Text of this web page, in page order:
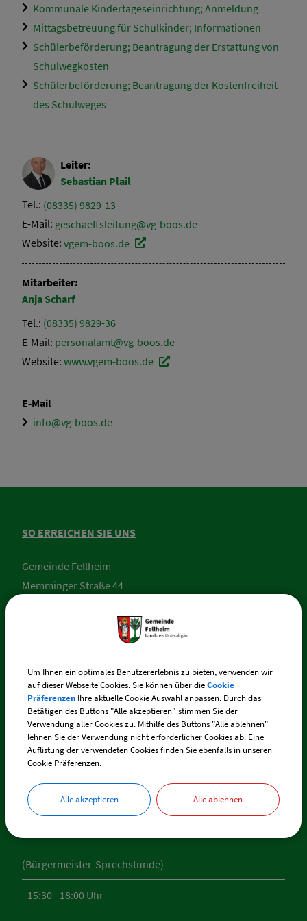
Kommunale Kindertageseinrichtung; Anmeldung
Mittagsbetreuung für Schulkinder; Informationen
Schülerbeförderung; Beantragung der Erstattung von
Schulwegkosten
Schülerbeförderung; Beantragung der Kostenfreiheit
des Schulweges
Leiter:
Sebastian Plail
Tel.: (08335) 9829-13
E-Mail: geschaeftsleitung@vg-boos.de
Website: vgem-boos.de
Mitarbeiter:
AnjaScharf
Tel.: (08335) 9829-36
E-Mail: personalamt@vg-boos.de
Website: www.vgem-boos.de
E-Mail
info@vg-boos.de
SO ERREICHEN SIE UNS
Gemeinde Fellheim
Memminger Straße 44
+49 (0) 83 35 / 217
E-Mail:fellheim@vg-boos.de
BayernPortal - Sicherer Kontakt
ÖFFNUNGSZEITEN
RATHAUS FELLHEIM
(Bürgermeister-Sprechstunde)
15:30 - 18:00 Uhr
Um Ihnen ein optimales Benutzererlebnis zu bieten, verwenden wir
auf dieser Webseite Cookies. Sie können über dieCookie
Präferenzen Ihre aktuelle Cookie Auswahl anpassen. Durch das
Betätigen des Buttons "Alle akzeptieren" stimmen Sie der
Verwendung aller Cookies zu. Mithilfe des Buttons "Alle ablehnen"
lehnen Sie der Verwendung nicht erforderlicher Cookies ab. Eine
Auflistung der verwendeten Cookies finden Sie ebenfalls in unseren
Cookie Präferenzen.
Alle akzeptieren Alle ablehnen